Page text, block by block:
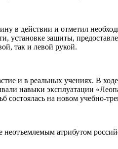
в действии и отметил
установке защиты,
так и левой рукой.
и в реальных учениях. В
навыки эксплуатации
состоялась на новом учебно-
неотъемлемым атрибутом